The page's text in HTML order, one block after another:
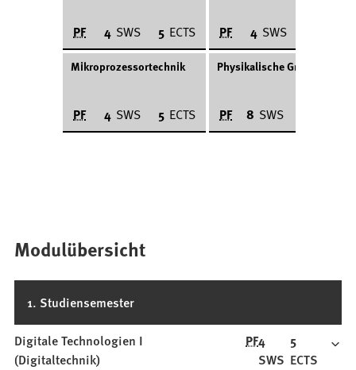
PF 4 SWS 5 ECTS PF 4 SWS
Mikroprozessortechnik
PF 4 SWS 5 ECTS
Physikalische Grundlagen
PF 8 SWS
Modulübersicht
1. Studiensemester
Digitale Technologien I
(Digitaltechnik)
PF4
SWS
5
ECTS